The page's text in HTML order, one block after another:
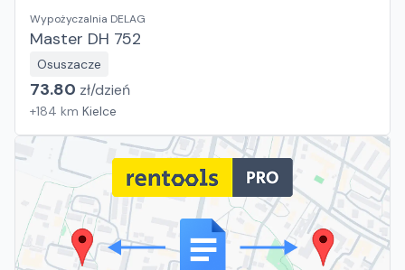
Wypożyczalnia DELAG
Master DH 752
Osuszacze
73.80 zł/dzień
+184 km Kielce